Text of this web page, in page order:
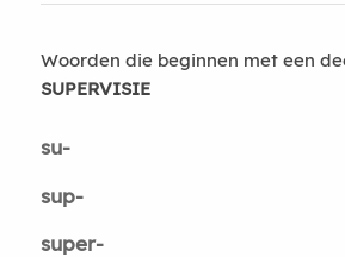
Woorden die beginnen met een
SUPERVISIE
su-
sup-
super-